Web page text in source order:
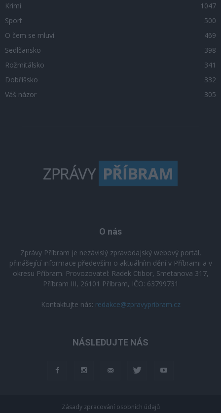
Krimi
1047
Sport
500
O čem se mluví
469
Sedlčansko
398
Rožmitálsko
341
Dobříšsko
332
Váš názor
305
O nás
Zprávy Příbram je nezávislý zpravodajský webový portál,
přinášející informace především o aktuálním dění v Příbrami a v
okresu Příbram. Provozovatel: Radek Ctibor, Smetanova 317,
Příbram III, 26101 Příbram, IČO: 63799731
Kontaktujte nás: redakce@zpravypribram.cz
NÁSLEDUJTE NÁS
Zásady zpracování osobních údajů